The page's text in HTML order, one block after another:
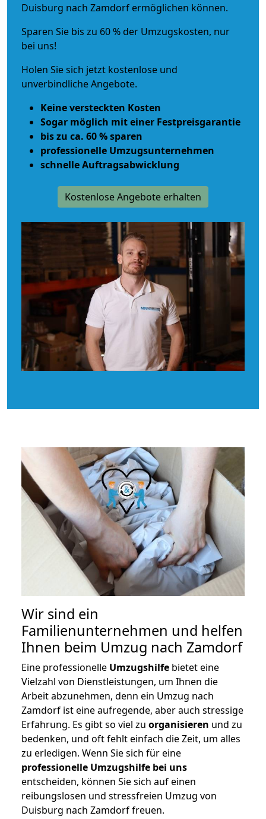
Duisburg nach Zamdorf ermöglichen können.
Sparen Sie bis zu 60 % der Umzugskosten, nur
bei uns!
Holen Sie sich jetzt kostenlose und
unverbindliche Angebote.
Keine versteckten Kosten
Sogar möglich mit einer Festpreisgarantie
bis zu ca. 60 % sparen
professionelle Umzugsunternehmen
schnelle Auftragsabwicklung
Kostenlose Angebote erhalten
Wir sind ein
Familienunternehmen und helfen
Ihnen beim Umzug nach Zamdorf
Eine professionelle Umzugshilfe bietet eine
Vielzahl von Dienstleistungen, um Ihnen die
Arbeit abzunehmen, denn ein Umzug nach
Zamdorf ist eine aufregende, aber auch stressige
Erfahrung. Es gibt so viel zu organisieren und zu
bedenken, und oft fehlt einfach die Zeit, um alles
zu erledigen. Wenn Sie sich für eine
professionelle Umzugshilfe bei uns
entscheiden, können Sie sich auf einen
reibungslosen und stressfreien Umzug von
Duisburg nach Zamdorf freuen.